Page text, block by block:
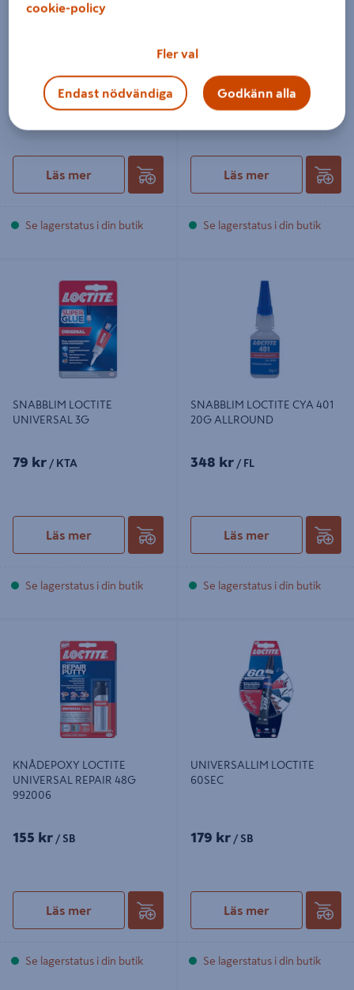
359 kr
Läs mer
Se lagerstatus i din butik
GUMMI
515 kr
Läs mer
Se lagerstatus i din butik
SNABBLIM LOCTITE
UNIVERSAL 3G
79 kr / KTA
Läs mer
Se lagerstatus i din butik
SNABBLIM LOCTITE CYA 401
20G ALLROUND
348 kr / FL
Läs mer
Se lagerstatus i din butik
REPAIR 48G 992006
KNÅDEPOXY LOCTITE
UNIVERSAL REPAIR 48G
992006
155 kr / SB
Läs mer
Se lagerstatus i din butik
UNIVERSALLIM LOCTITE
60SEC
179 kr / SB
Läs mer
Se lagerstatus i din butik
cookie-policy
Fler val
Endast nödvändiga Godkänn alla